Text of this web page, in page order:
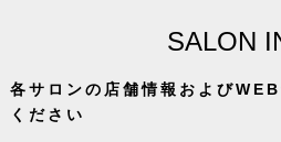
SALON
各サロンの店舗情報および
ください